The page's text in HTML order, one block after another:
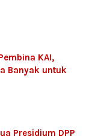
KAI,
Banyak untuk
Presidium DPP